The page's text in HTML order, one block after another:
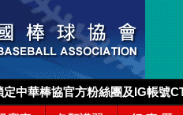
定中華棒協官方粉絲團及IG帳號